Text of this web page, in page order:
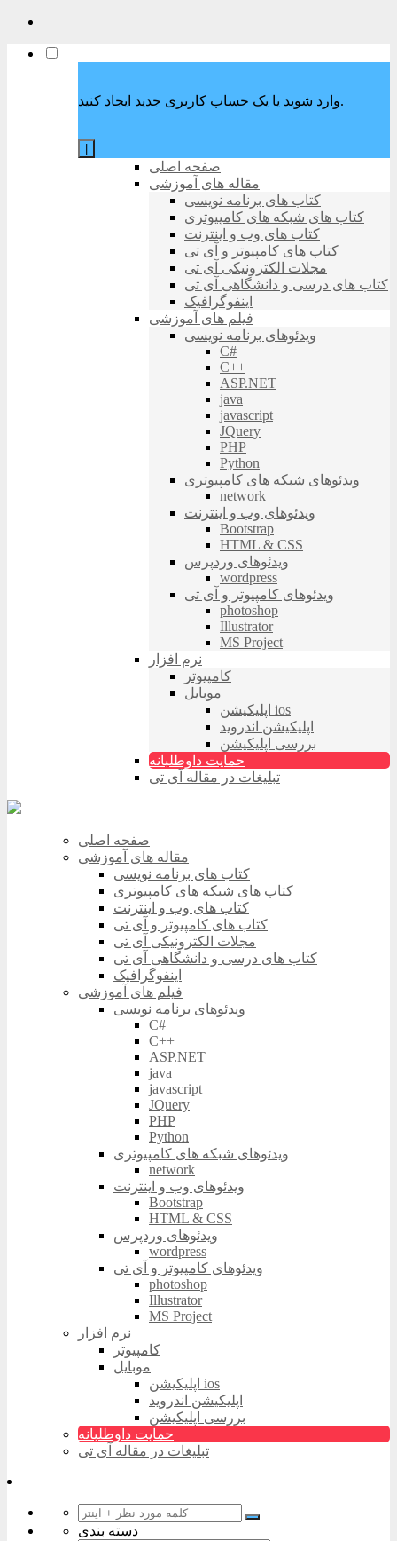
وارد شوید یا یک حساب کاربری جدید ایجاد کنید.
صفحه اصلی
مقاله های آموزشی
کتاب های برنامه نویسی
کتاب های شبکه های کامپیوتری
کتاب های وب و اینترنت
کتاب های کامپیوتر و آی تی
مجلات الکترونیکی آی تی
کتاب های درسی و دانشگاهی آی تی
اینفوگرافیک
فیلم های آموزشی
ویدئوهای برنامه نویسی
C#
C++
ASP.NET
java
javascript
JQuery
PHP
Python
ویدئوهای شبکه های کامپیوتری
network
ویدئوهای وب و اینترنت
Bootstrap
HTML & CSS
ویدئوهای وردپرس
wordpress
ویدئوهای کامپیوتر و آی تی
photoshop
Illustrator
MS Project
نرم افزار
کامپیوتر
موبایل
اپلیکیشن ios
اپلیکیشن اندروید
بررسی اپلیکیشن
حمایت داوطلبانه
تبلیغات در مقاله آی تی
صفحه اصلی
مقاله های آموزشی
کتاب های برنامه نویسی
کتاب های شبکه های کامپیوتری
کتاب های وب و اینترنت
کتاب های کامپیوتر و آی تی
مجلات الکترونیکی آی تی
کتاب های درسی و دانشگاهی آی تی
اینفوگرافیک
فیلم های آموزشی
ویدئوهای برنامه نویسی
C#
C++
ASP.NET
java
javascript
JQuery
PHP
Python
ویدئوهای شبکه های کامپیوتری
network
ویدئوهای وب و اینترنت
Bootstrap
HTML & CSS
ویدئوهای وردپرس
wordpress
ویدئوهای کامپیوتر و آی تی
photoshop
Illustrator
MS Project
نرم افزار
کامپیوتر
موبایل
اپلیکیشن ios
اپلیکیشن اندروید
بررسی اپلیکیشن
حمایت داوطلبانه
تبلیغات در مقاله آی تی
دسته بندی